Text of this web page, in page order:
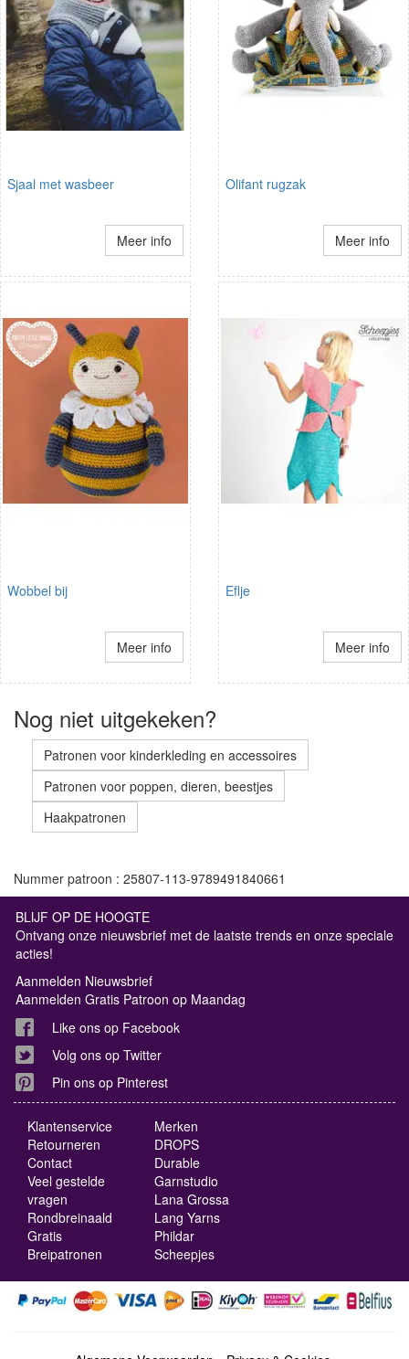
Sjaal met wasbeer
Meer info
Olifant rugzak
Meer info
Wobbel bij
Meer info
Eflje
Meer info
Nog niet uitgekeken?
Patronen voor kinderkleding en accessoires
Patronen voor poppen, dieren, beestjes
Haakpatronen
Nummer patroon : 25807-113-9789491840661
BLIJF OP DE HOOGTE
Ontvang onze nieuwsbrief met de laatste trends en onze speciale
acties!
Aanmelden Nieuwsbrief
Aanmelden Gratis Patroon op Maandag
Like ons op Facebook
Volg ons op Twitter
Pin ons op Pinterest
Klantenservice
Retourneren
Contact
Veel gestelde
vragen
Rondbreinaald
Gratis
Breipatronen
Merken
DROPS
Durable
Garnstudio
Lana Grossa
Lang Yarns
Phildar
Scheepjes